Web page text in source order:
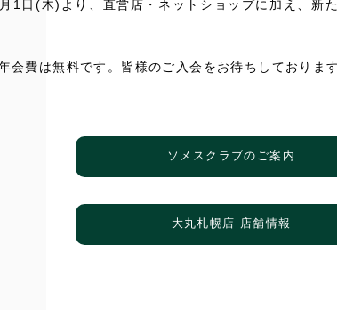
1日(木)より、直営店・ネットショップに加え、新
会費は無料です。皆様のご入会をお待ちしております
ソメスクラブのご案内
大丸札幌店 店舗情報